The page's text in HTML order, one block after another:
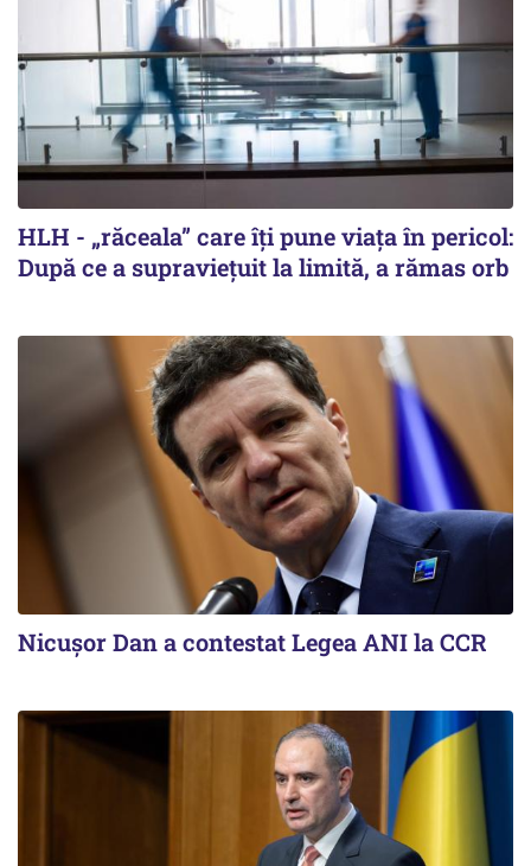
HLH - „răceala” care îți pune viața în pericol:
După ce a supraviețuit la limită, a rămas orb
Nicușor Dan a contestat Legea ANI la CCR